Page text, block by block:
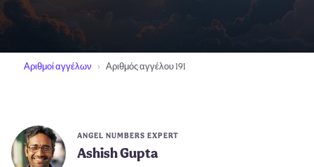
Αριθμοί αγγέλων Αριθμός αγγέλου 191
ANGEL NUMBERS EXPERT
Ashish Gupta